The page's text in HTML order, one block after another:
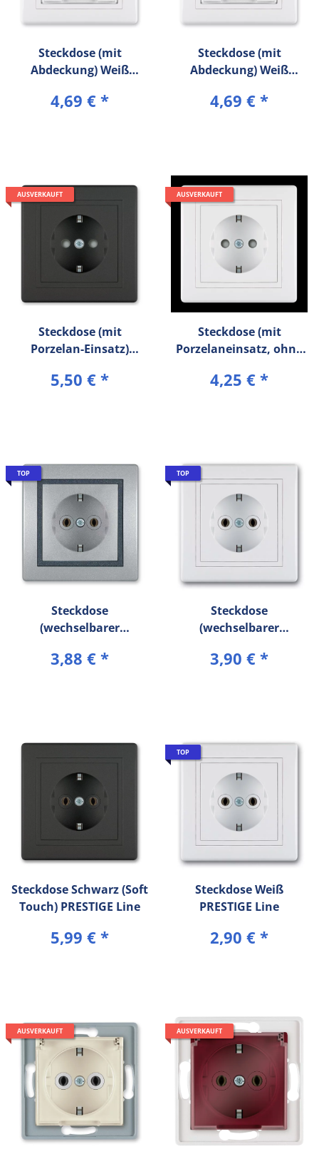
Steckdose (mit
Abdeckung) Weiß
4,69 € *
Steckdose (mit
Abdeckung) Weiß
4,69 € *
AUSVERKAUFT
Steckdose (mit
Porzelan-Einsatz)
PRESTIGE Line
5,50 € *
AUSVERKAUFT
Steckdose (mit
Porzelaneinsatz, ohne
PRESTIGE Line
4,25 € *
TOP
Steckdose
(wechselbarer
Silber PRESTIGE Line
3,88 € *
TOP
Steckdose
(wechselbarer
PRESTIGE Line
3,90 € *
Steckdose Schwarz (Soft
Touch) PRESTIGE Line
5,99 € *
TOP
Steckdose Weiß
PRESTIGE Line
2,90 € *
AUSVERKAUFT AUSVERKAUFT